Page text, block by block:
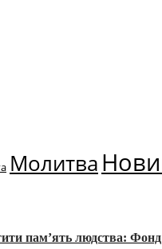
Молитва
пам’ять людства: